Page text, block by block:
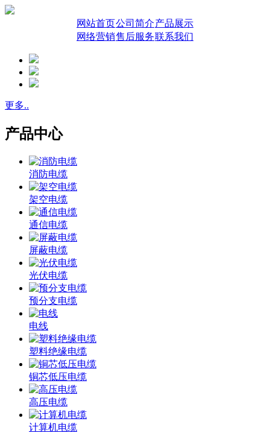
网站首页公司简介产品展示
网络营销售后服务联系我们
更多..
产品中心
消防电缆
架空电缆
通信电缆
屏蔽电缆
光伏电缆
预分支电缆
电线
塑料绝缘电缆
铜芯低压电缆
高压电缆
计算机电缆